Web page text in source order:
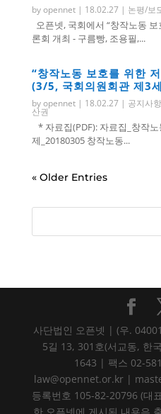
byopennet| 18.02.27| 논평/보
오픈넷, 국회에서 “창작노동
론회 개최 - 구름빵, 조용필,...
“창작노동 보호를 위한
(3/5, 국회의원회관 제3
byopennet| 18.02.27| 공지사항
산권
* 자료집(PDF): 자료집_창작
제_20180305 창작노동...
« Older Entries
사단법인 오픈넷 | (우.
5길 13, 301호(서교동, 한
1643 | 팩스 02-
law@opennet.or.kr |
등록번호 105-82-20796 (대